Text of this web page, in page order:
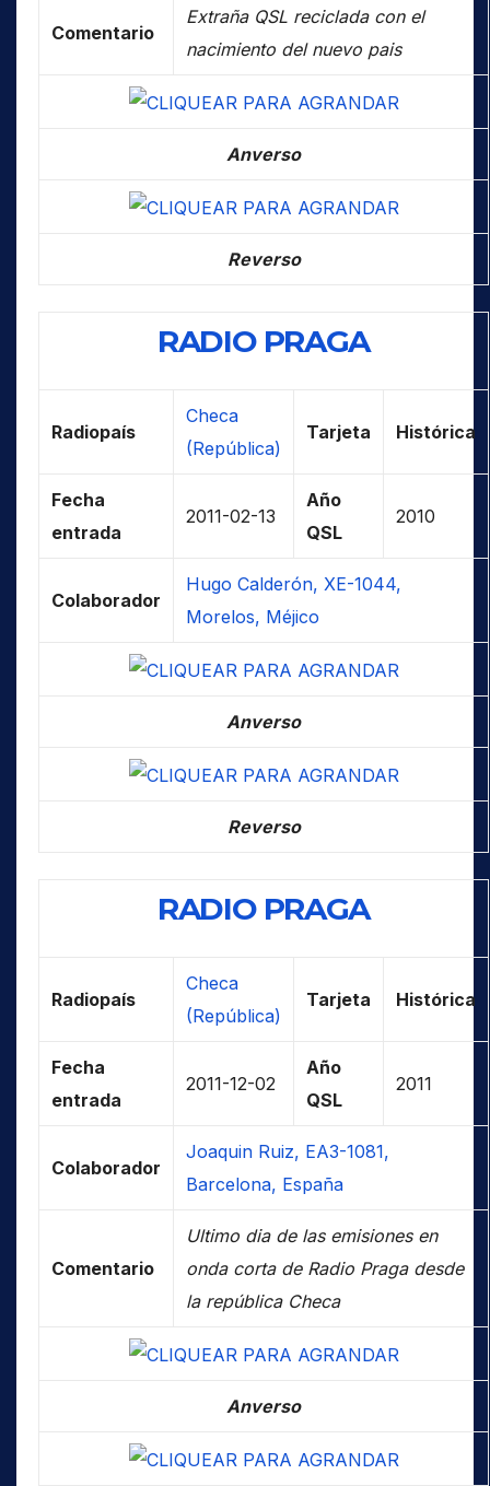
Comentario
Extraña QSL reciclada con el
nacimiento del nuevo pais
Anverso
Reverso
RADIO PRAGA
Radiopaís
Checa
(República)
Tarjeta Histórica
Fecha
entrada
2011-02-13
Año
QSL
2010
Colaborador
Hugo Calderón, XE-1044,
Morelos, Méjico
Anverso
Reverso
RADIO PRAGA
Radiopaís
Checa
(República)
Tarjeta Histórica
Fecha
entrada
2011-12-02
Año
QSL
2011
Colaborador
Joaquin Ruiz, EA3-1081,
Barcelona, España
Comentario
Ultimo dia de las emisiones en
onda corta de Radio Praga desde
la república Checa
Anverso